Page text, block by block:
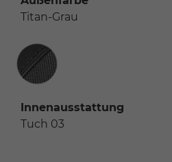
Titan-Grau
Innenausstattung
Innenausstattung
Tuch 03